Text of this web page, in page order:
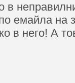
в
емайла на
в него! А